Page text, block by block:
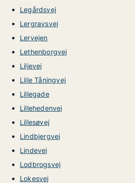
Legårdsvej
Lergravsvej
Lervejen
Lethenborgvej
Liljevej
Lille Tåningvej
Lillegade
Lillehedenvej
Lillesøvej
Lindbjergvej
Lindevej
Lodbrogsvej
Lokesvej